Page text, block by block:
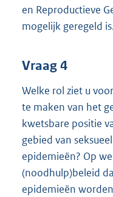
en Reproductieve
mogelijk geregeld
Vraag 4
Welke rol ziet u
te maken van het
kwetsbare positie
gebied van
epidemieën? Op
(noodhulp)beleid
epidemieën